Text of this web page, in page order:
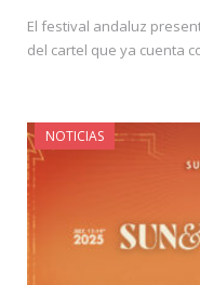
El festival andaluz
del cartel que ya cuenta
NOTICIAS